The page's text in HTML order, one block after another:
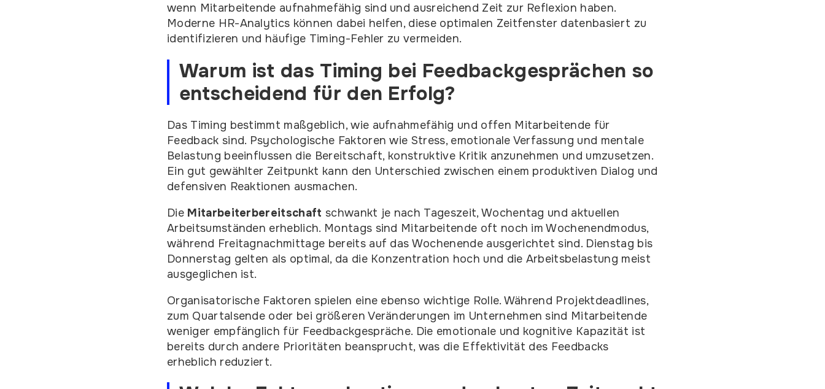
wenn Mitarbeitende aufnahmefähig sind und ausreichend Zeit zur Reflexion haben.
Moderne HR-Analytics können dabei helfen, diese optimalen Zeitfenster datenbasiert zu
identifizieren und häufige Timing-Fehler zu vermeiden.
Warum ist das Timing bei Feedbackgesprächen so
entscheidend für den Erfolg?
Das Timing bestimmt maßgeblich, wie aufnahmefähig und offen Mitarbeitende für
Feedback sind. Psychologische Faktoren wie Stress, emotionale Verfassung und mentale
Belastung beeinflussen die Bereitschaft, konstruktive Kritik anzunehmen und umzusetzen.
Ein gut gewählter Zeitpunkt kann den Unterschied zwischen einem produktiven Dialog und
defensiven Reaktionen ausmachen.
Die Mitarbeiterbereitschaft schwankt je nach Tageszeit, Wochentag und aktuellen
Arbeitsumständen erheblich. Montags sind Mitarbeitende oft noch im Wochenendmodus,
während Freitagnachmittage bereits auf das Wochenende ausgerichtet sind. Dienstag bis
Donnerstag gelten als optimal, da die Konzentration hoch und die Arbeitsbelastung meist
ausgeglichen ist.
Organisatorische Faktoren spielen eine ebenso wichtige Rolle. Während Projektdeadlines,
zum Quartalsende oder bei größeren Veränderungen im Unternehmen sind Mitarbeitende
weniger empfänglich für Feedbackgespräche. Die emotionale und kognitive Kapazität ist
bereits durch andere Prioritäten beansprucht, was die Effektivität des Feedbacks
erheblich reduziert.